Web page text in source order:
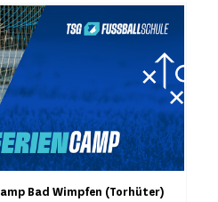
Bad Wimpfen (Torhüter)